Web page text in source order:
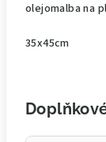
olejomalba na
35x45cm